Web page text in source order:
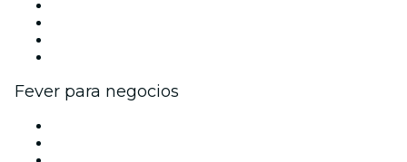
Fever para negocios